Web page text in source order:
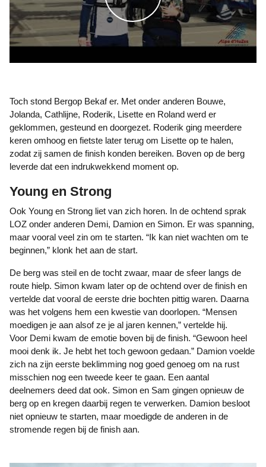
Toch stond Bergop Bekaf er. Met onder anderen Bouwe,
Jolanda, Cathlijne, Roderik, Lisette en Roland werd er
geklommen, gesteund en doorgezet. Roderik ging meerdere
keren omhoog en fietste later terug om Lisette op te halen,
zodat zij samen de finish konden bereiken. Boven op de berg
leverde dat een indrukwekkend moment op.
Young en Strong
Ook Young en Strong liet van zich horen. In de ochtend sprak
LOZ onder anderen Demi, Damion en Simon. Er was spanning,
maar vooral veel zin om te starten. “Ik kan niet wachten om te
beginnen,” klonk het aan de start.
De berg was steil en de tocht zwaar, maar de sfeer langs de
route hielp. Simon kwam later op de ochtend over de finish en
vertelde dat vooral de eerste drie bochten pittig waren. Daarna
was het volgens hem een kwestie van doorlopen. “Mensen
moedigen je aan alsof ze je al jaren kennen,” vertelde hij.
Voor Demi kwam de emotie boven bij de finish. “Gewoon heel
mooi denk ik. Je hebt het toch gewoon gedaan.” Damion voelde
zich na zijn eerste beklimming nog goed genoeg om na rust
misschien nog een tweede keer te gaan. Een aantal
deelnemers deed dat ook. Simon en Sam gingen opnieuw de
berg op en kregen daarbij regen te verwerken. Damion besloot
niet opnieuw te starten, maar moedigde de anderen in de
stromende regen bij de finish aan.